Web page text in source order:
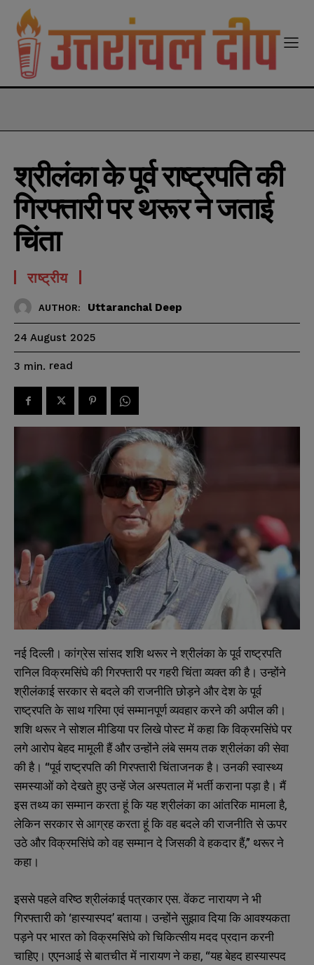
श्रीलंका के पूर्व राष्ट्रपति की
गिरफ्तारी पर थरूर ने जताई
चिंता
राष्ट्रीय
AUTHOR: Uttaranchal Deep
24 August 2025
3 min. read
नई दिल्ली। कांग्रेस सांसद शशि थरूर ने श्रीलंका के पूर्व राष्ट्रपति
रानिल विक्रमसिंघे की गिरफ्तारी पर गहरी चिंता व्यक्त की है। उन्होंने
श्रीलंकाई सरकार से बदले की राजनीति छोड़ने और देश के पूर्व
राष्ट्रपति के साथ गरिमा एवं सम्मानपूर्ण व्यवहार करने की अपील की।
शशि थरूर ने सोशल मीडिया पर लिखे पोस्ट में कहा कि विक्रमसिंघे पर
लगे आरोप बेहद मामूली हैं और उन्होंने लंबे समय तक श्रीलंका की सेवा
की है। “पूर्व राष्ट्रपति की गिरफ्तारी चिंताजनक है। उनकी स्वास्थ्य
समस्याओं को देखते हुए उन्हें जेल अस्पताल में भर्ती कराना पड़ा है। मैं
इस तथ्य का सम्मान करता हूं कि यह श्रीलंका का आंतरिक मामला है,
लेकिन सरकार से आग्रह करता हूं कि वह बदले की राजनीति से ऊपर
उठे और विक्रमसिंघे को वह सम्मान दे जिसकी वे हकदार हैं,” थरूर ने
कहा।
इससे पहले वरिष्ठ श्रीलंकाई पत्रकार एस. वेंकट नारायण ने भी
गिरफ्तारी को ‘हास्यास्पद’ बताया। उन्होंने सुझाव दिया कि आवश्यकता
पड़ने पर भारत को विक्रमसिंघे को चिकित्सीय मदद प्रदान करनी
चाहिए। एएनआई से बातचीत में नारायण ने कहा, “यह बेहद हास्यास्पद